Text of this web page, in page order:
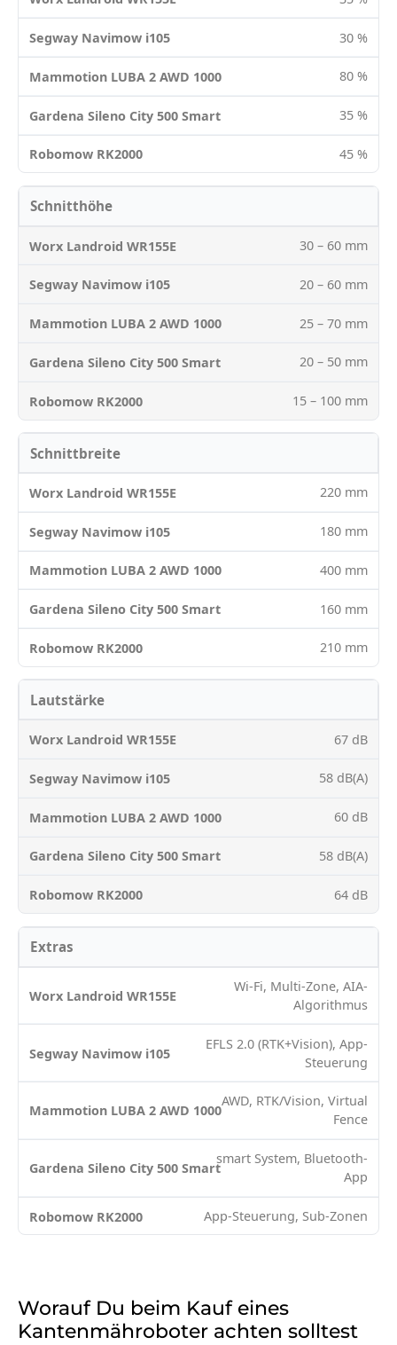
30 %
80 %
35 %
45 %
Schnitthöhe
30 – 60 mm
20 – 60 mm
25 – 70 mm
20 – 50 mm
15 – 100 mm
Schnittbreite
220 mm
180 mm
400 mm
160 mm
210 mm
Lautstärke
67 dB
58 dB(A)
60 dB
58 dB(A)
64 dB
Extras
Wi-Fi, Multi-Zone, AIA-
Algorithmus
EFLS 2.0 (RTK+Vision), App-
Steuerung
AWD, RTK/Vision, Virtual
Fence
smart System, Bluetooth-
App
App-Steuerung, Sub-Zonen
Worauf Du beim Kauf eines
Kantenmähroboter achten solltest